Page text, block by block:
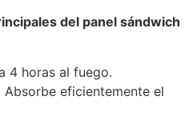
del panel sándwich
4 horas al fuego.
Absorbe eficientemente el